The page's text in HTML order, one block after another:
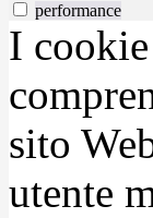
performance
I
sito
utente